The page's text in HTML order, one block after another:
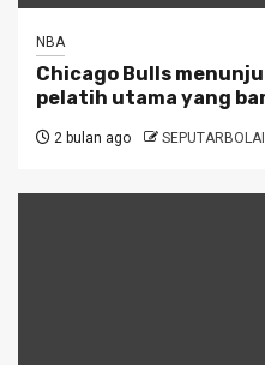
NBA
Chicago Bulls
pelatih utama yang
2 bulan ago